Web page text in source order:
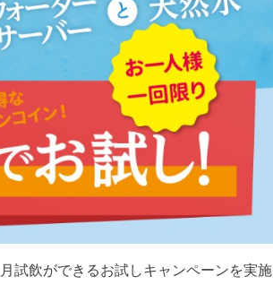
試飲ができるお試しキャンペーンを実施